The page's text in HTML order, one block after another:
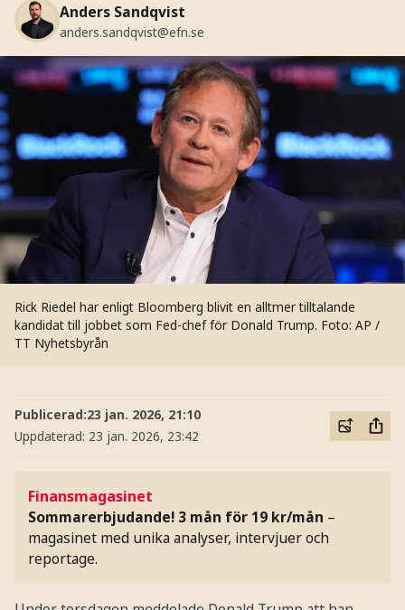
Anders Sandqvist
anders.sandqvist@efn.se
Rick Riedel har enligt Bloomberg blivit en alltmer tilltalande
kandidat till jobbet som Fed-chef för Donald Trump. Foto: AP /
TT Nyhetsbyrån
Publicerad:23 jan. 2026, 21:10
Uppdaterad: 23 jan. 2026, 23:42
Finansmagasinet
Sommarerbjudande! 3 mån för 19 kr/mån –
magasinet med unika analyser, intervjuer och
reportage.